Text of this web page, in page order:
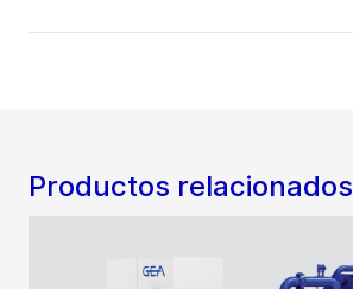
Productos relacionados